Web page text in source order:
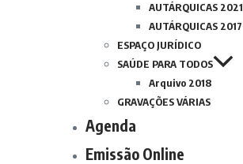
AUTÁRQUICAS 2021
AUTÁRQUICAS 2017
ESPAÇO JURÍDICO
SAÚDE PARA TODOS
Arquivo 2018
GRAVAÇÕES VÁRIAS
Agenda
Emissão Online